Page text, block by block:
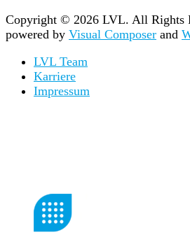
Copyright © 2026 LVL. All Rights
powered by Visual Composer and
LVL Team
Karriere
Impressum